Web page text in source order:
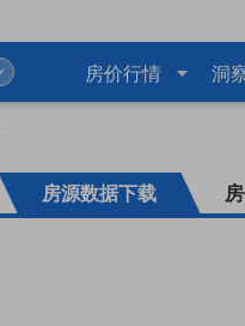
房价行情 洞
房源数据下载